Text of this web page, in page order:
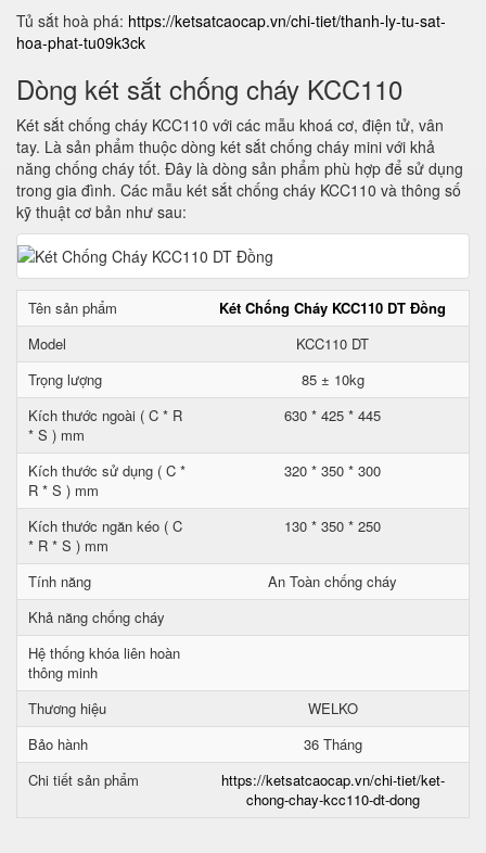
Tủ sắt hoà phá: https://ketsatcaocap.vn/chi-tiet/thanh-ly-tu-sat-
hoa-phat-tu09k3ck
Dòng két sắt chống cháy KCC110
Két sắt chống cháy KCC110 với các mẫu khoá cơ, điện tử, vân
tay. Là sản phẩm thuộc dòng két sắt chống cháy mini với khả
năng chống cháy tốt. Đây là dòng sản phẩm phù hợp để sử dụng
trong gia đình. Các mẫu két sắt chống cháy KCC110 và thông số
kỹ thuật cơ bản như sau:
Tên sản phẩm
Két Chống Cháy KCC110 DT Đồng
Model
KCC110 DT
Trọng lượng
85 ± 10kg
Kích thước ngoài ( C * R
* S ) mm
630 * 425 * 445
Kích thước sử dụng ( C *
R * S ) mm
320 * 350 * 300
Kích thước ngăn kéo ( C
* R * S ) mm
130 * 350 * 250
Tính năng
An Toàn chống cháy
Khả năng chống cháy
Hệ thống khóa liên hoàn
thông minh
Thương hiệu
WELKO
Bảo hành
36 Tháng
Chi tiết sản phẩm
https://ketsatcaocap.vn/chi-tiet/ket-
chong-chay-kcc110-dt-dong